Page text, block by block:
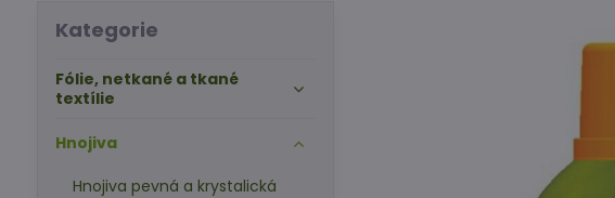
Kategorie
Fólie, netkané a tkané
textílie
Hnojiva
Hnojiva pevná a krystalická